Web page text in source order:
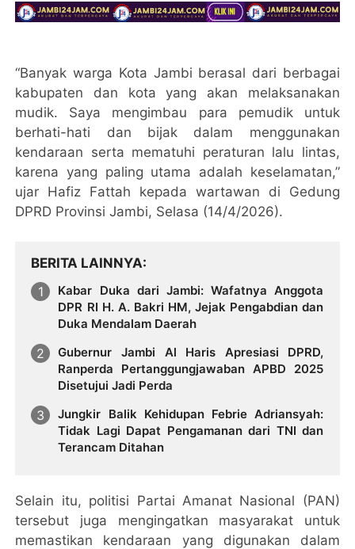
“Banyak warga Kota Jambi berasal dari berbagai
kabupaten dan kota yang akan melaksanakan
mudik. Saya mengimbau para pemudik untuk
berhati-hati dan bijak dalam menggunakan
kendaraan serta mematuhi peraturan lalu lintas,
karena yang paling utama adalah keselamatan,”
ujar Hafiz Fattah kepada wartawan di Gedung
DPRD Provinsi Jambi, Selasa (14/4/2026).
BERITA LAINNYA
Kabar Duka dari Jambi: Wafatnya Anggota
DPR RI H. A. Bakri HM, Jejak Pengabdian dan
Duka Mendalam Daerah
Gubernur Jambi Al Haris Apresiasi DPRD,
Ranperda Pertanggungjawaban APBD 2025
Disetujui Jadi Perda
Jungkir Balik Kehidupan Febrie Adriansyah:
Tidak Lagi Dapat Pengamanan dari TNI dan
Terancam Ditahan
Selain itu, politisi Partai Amanat Nasional (PAN)
tersebut juga mengingatkan masyarakat untuk
memastikan kendaraan yang digunakan dalam